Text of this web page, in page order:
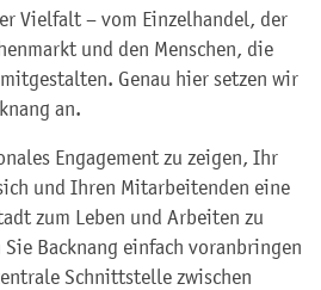
Vielfalt – vom Einzelhandel, der
und den Menschen, die
Genau hier setzen wir
an.
Engagement zu zeigen, Ihr
und Ihren Mitarbeitenden eine
zum Leben und Arbeiten zu
Backnang einfach voranbringen
Schnittstelle zwischen